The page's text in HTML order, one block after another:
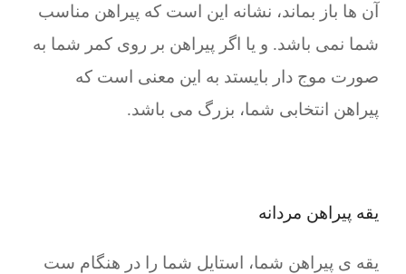
آن ها باز بماند، نشانه این است که پیراهن مناسب
شما نمی باشد. و یا اگر پیراهن بر روی کمر شما به
صورت موج دار بایستد به این معنی است که
پیراهن انتخابی شما، بزرگ می باشد.
یقه پیراهن مردانه
یقه ی پیراهن شما، استایل شما را در هنگام ست